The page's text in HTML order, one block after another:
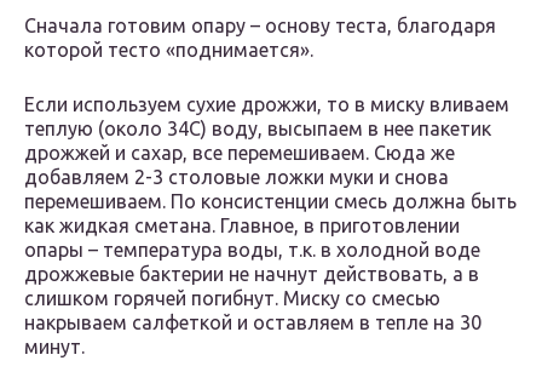
Сначала готовим опару – основу теста, благодаря
которой тесто «поднимается».
Если используем сухие дрожжи, то в миску вливаем
теплую (около 34С) воду, высыпаем в нее пакетик
дрожжей и сахар, все перемешиваем. Сюда же
добавляем 2-3 столовые ложки муки и снова
перемешиваем. По консистенции смесь должна быть
как жидкая сметана. Главное, в приготовлении
опары – температура воды, т.к. в холодной воде
дрожжевые бактерии не начнут действовать, а в
слишком горячей погибнут. Миску со смесью
накрываем салфеткой и оставляем в тепле на 30
минут.